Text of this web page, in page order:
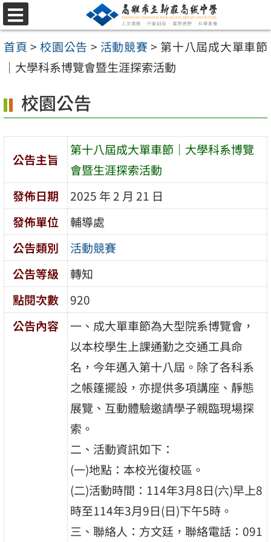
跳
至
主
要
容
區
選
單
首頁 > 校園公告 > 活動競賽 > 第十八屆成大單車節
｜大學科系博覽會暨生涯探索活動
校園公告
公告主旨
第十八屆成大單車節｜大學科系博覽
會暨生涯探索活動
發佈日期
2025 年 2 月 21 日
發佈單位
輔導處
公告類別
活動競賽
公告等級
轉知
點閱次數
920
公告內容
一、成大單車節為大型院系博覽會，
以本校學生上課通勤之交通工具命
名，今年邁入第十八屆。除了各科系
之帳篷擺設，亦提供多項講座、靜態
展覽、互動體驗邀請學子親臨現場探
索。
二、活動資訊如下：
(一)地點：本校光復校區。
(二)活動時間：114年3月8日(六)早上8
時至114年3月9日(日)下午5時。
三、聯絡人：方文廷，聯絡電話：091